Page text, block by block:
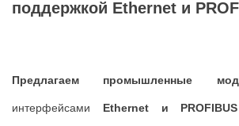
поддержкой Ethernet и
Предлагаем промышленные
интерфейсами Ethernet и PROFIBUS